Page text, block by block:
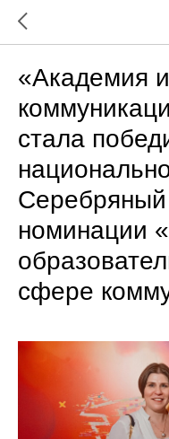
«Академия
стала
Серебряный
номинации
сфере